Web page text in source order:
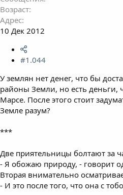
Возраст
Адрес
10 Дек 2012
#1.044
У землян нет денег, что бы
районы Земли, но есть деньги,
Марсе. После этого стоит
Земле разум?
***
Две приятельницы болтают за
- Я обожаю природу, - говорит
Вторая внимательно
- И это после того, что она с